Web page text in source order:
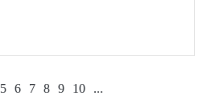
akşam yaşattı
5 6 7 8 9 10 ...